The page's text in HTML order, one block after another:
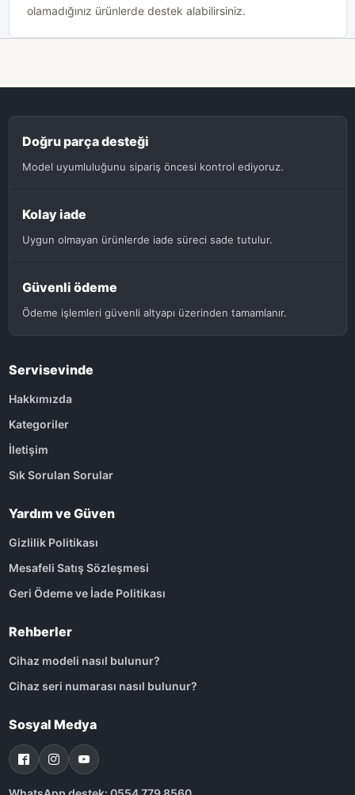
olamadığınız ürünlerde destek alabilirsiniz.
Doğru parça desteği
Model uyumluluğunu sipariş öncesi kontrol ediyoruz.
Kolay iade
Uygun olmayan ürünlerde iade süreci sade tutulur.
Güvenli ödeme
Ödeme işlemleri güvenli altyapı üzerinden tamamlanır.
Servisevinde
Hakkımızda
Kategoriler
İletişim
Sık Sorulan Sorular
Yardım ve Güven
Gizlilik Politikası
Mesafeli Satış Sözleşmesi
Geri Ödeme ve İade Politikası
Rehberler
Cihaz modeli nasıl bulunur?
Cihaz seri numarası nasıl bulunur?
Sosyal Medya